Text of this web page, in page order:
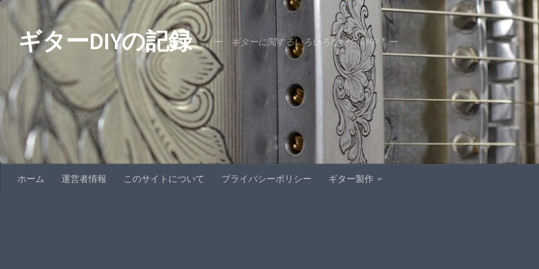
コンテンツへスキップ
ギターDIYの記録 ー ギターに関するいろいろな物をDIY中 ー
ホーム 運営者情報 このサイトについて プライバシーポリシー ギター製作